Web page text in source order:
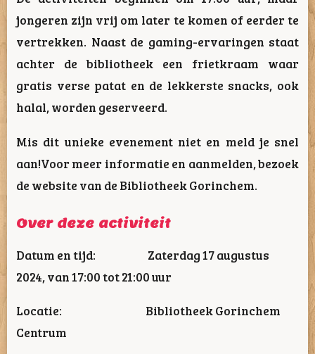
jongeren zijn vrij om later te komen of eerder te
vertrekken. Naast de gaming-ervaringen staat
achter de bibliotheek een frietkraam waar
gratis verse patat en de lekkerste snacks, ook
halal, worden geserveerd.
Mis dit unieke evenement niet en meld je snel
aan!Voor meer informatie en aanmelden, bezoek
de website van de Bibliotheek Gorinchem.
Over deze activiteit
Datum en tijd: Zaterdag 17 augustus
2024, van 17:00 tot 21:00 uur
Locatie: Bibliotheek Gorinchem
Centrum